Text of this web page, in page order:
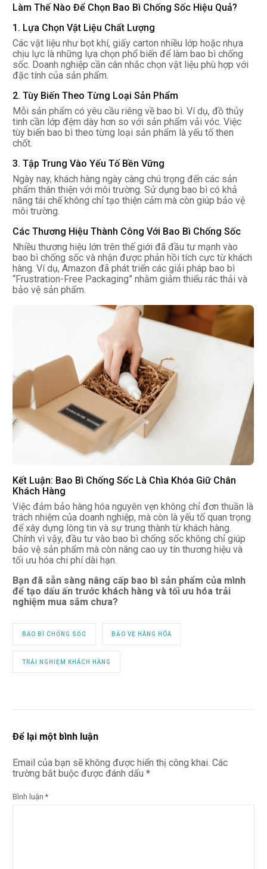
Làm Thế Nào Để Chọn Bao Bì Chống Sốc Hiệu Quả?
1. Lựa Chọn Vật Liệu Chất Lượng
Các vật liệu như bọt khí, giấy carton nhiều lớp hoặc nhựa
chịu lực là những lựa chọn phổ biến để làm bao bì chống
sốc. Doanh nghiệp cần cân nhắc chọn vật liệu phù hợp với
đặc tính của sản phẩm.
2. Tùy Biến Theo Từng Loại Sản Phẩm
Mỗi sản phẩm có yêu cầu riêng về bao bì. Ví dụ, đồ thủy
tinh cần lớp đệm dày hơn so với sản phẩm vải vóc. Việc
tùy biến bao bì theo từng loại sản phẩm là yếu tố then
chốt.
3. Tập Trung Vào Yếu Tố Bền Vững
Ngày nay, khách hàng ngày càng chú trọng đến các sản
phẩm thân thiện với môi trường. Sử dụng bao bì có khả
năng tái chế không chỉ tạo thiện cảm mà còn giúp bảo vệ
môi trường.
Các Thương Hiệu Thành Công Với Bao Bì Chống Sốc
Nhiều thương hiệu lớn trên thế giới đã đầu tư mạnh vào
bao bì chống sốc và nhận được phản hồi tích cực từ khách
hàng. Ví dụ, Amazon đã phát triển các giải pháp bao bì
“Frustration-Free Packaging” nhằm giảm thiểu rác thải và
bảo vệ sản phẩm.
Kết Luận: Bao Bì Chống Sốc Là Chìa Khóa Giữ Chân
Khách Hàng
Việc đảm bảo hàng hóa nguyên vẹn không chỉ đơn thuần là
trách nhiệm của doanh nghiệp, mà còn là yếu tố quan trọng
để xây dựng lòng tin và sự trung thành từ khách hàng.
Chính vì vậy, đầu tư vào bao bì chống sốc không chỉ giúp
bảo vệ sản phẩm mà còn nâng cao uy tín thương hiệu và
tối ưu hóa chi phí dài hạn.
Bạn đã sẵn sàng nâng cấp bao bì sản phẩm của mình
để tạo dấu ấn trước khách hàng và tối ưu hóa trải
nghiệm mua sắm chưa?
BAO BÌ CHỐNG SỐC BẢO VỆ HÀNG HÓA
TRẢI NGHIỆM KHÁCH HÀNG
Để lại một bình luận
Email của bạn sẽ không được hiển thị công khai. Các
trường bắt buộc được đánh dấu*
Bình luận*